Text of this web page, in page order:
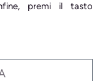
premi il tasto